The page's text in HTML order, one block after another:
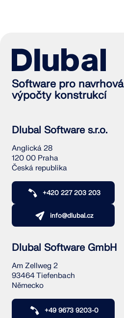
Software pro
výpočty konstrukcí
Dlubal Software s.r.o.
Anglická 28
120 00 Praha
Česká republika
+420 227 203 203
info@dlubal.cz
Dlubal Software GmbH
Am Zellweg 2
93464 Tiefenbach
Německo
+49 9673 9203-0